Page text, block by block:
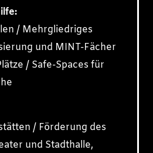
/ Mehrgliedriges
und MINT-Fächer
/ Safe-Spaces für
/ Förderung des
und Stadthalle,